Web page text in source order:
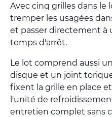
Avec cinq grilles dans le
tremper les usagées
et passer directement à
temps d'arrêt.
Le lot comprend aussi
disque et un joint
fixent la grille en place
l'unité de
entretien complet sans